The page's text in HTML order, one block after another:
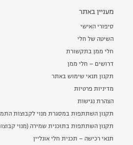
מעניין באתר
סיפורי האישי
השיטה של חלי
חלי ממן בתקשורת
דרושים – חלי ממן
תקנון תנאי שימוש באתר
מדיניות פרטיות
הצהרת נגישות
תקנון השתתפות במסגרת מנוי לקבוצות
תקנון השתתפות בתוכנית שמירה (מנוי
תנאי רכישה – תכנית חלי אונליין